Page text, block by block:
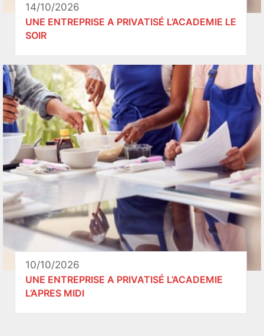
14/10/2026
UNE ENTREPRISE A PRIVATISÉ L’ACADEMIE LE
SOIR
10/10/2026
UNE ENTREPRISE A PRIVATISÉ L’ACADEMIE
L’APRES MIDI